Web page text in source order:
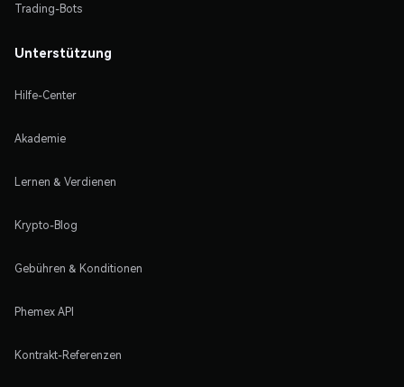
Trading-Bots
Unterstützung
Hilfe-Center
Akademie
Lernen & Verdienen
Krypto-Blog
Gebühren & Konditionen
Phemex API
Kontrakt-Referenzen